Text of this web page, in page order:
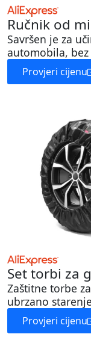
Ručnik od
Savršen je za
automobila,
Provjeri cijenu
Set torbi za
Zaštitne torbe
ubrzano
Provjeri cijenu